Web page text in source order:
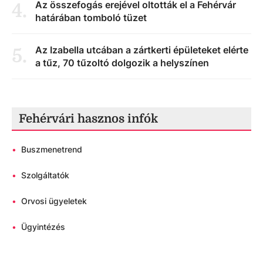
4.
Az összefogás erejével oltották el a Fehérvár
határában tomboló tüzet
5.
Az Izabella utcában a zártkerti épületeket elérte
a tűz, 70 tűzoltó dolgozik a helyszínen
Fehérvári hasznos infók
• Buszmenetrend
• Szolgáltatók
• Orvosi ügyeletek
• Ügyintézés